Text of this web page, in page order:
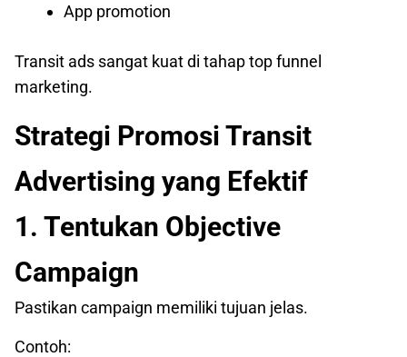
App promotion
Transit ads sangat kuat di tahap top funnel
marketing.
Strategi Promosi Transit
Advertising yang Efektif
1. Tentukan Objective
Campaign
Pastikan campaign memiliki tujuan jelas.
Contoh: